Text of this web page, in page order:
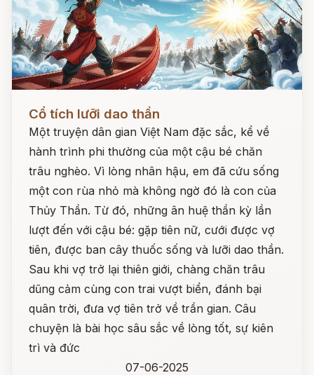
Đọc ngay
Cổ tích lưỡi dao thần
Một truyện dân gian Việt Nam đặc sắc, kể về
hành trình phi thường của một cậu bé chăn
trâu nghèo. Vì lòng nhân hậu, em đã cứu sống
một con rùa nhỏ mà không ngờ đó là con của
Thủy Thần. Từ đó, những ân huệ thần kỳ lần
lượt đến với cậu bé: gặp tiên nữ, cưới được vợ
tiên, được ban cây thuốc sống và lưỡi dao thần.
Sau khi vợ trở lại thiên giới, chàng chăn trâu
dũng cảm cùng con trai vượt biển, đánh bại
quân trời, đưa vợ tiên trở về trần gian. Câu
chuyện là bài học sâu sắc về lòng tốt, sự kiên
trì và đức
07-06-2025